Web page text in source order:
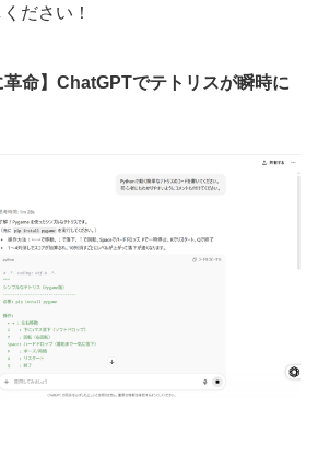
ださい！
革命】ChatGPTでテトリスが瞬時に